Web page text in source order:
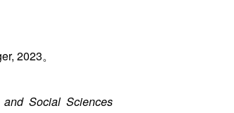
2023。
and Social Sciences